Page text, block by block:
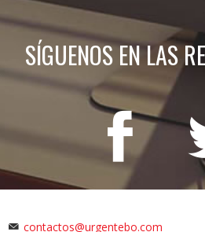
SÍGUENOS EN LAS
contactos@urgentebo.com